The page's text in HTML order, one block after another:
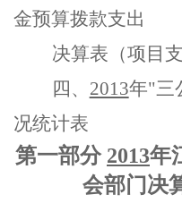
金预算拨款支出
决算表（项目支
四、 2013年"三
况统计表
第一部分 2013年
会部门决